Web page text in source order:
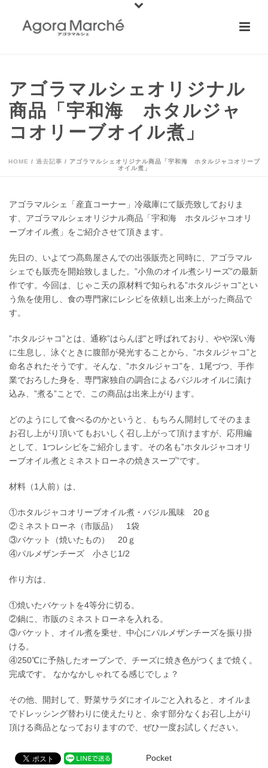
アゴラマルシェオリジナル
商品「宇和海 ホタルジャ
コオリーブオイル煮」
HOME / 過去記事 / アゴラマルシェオリジナル商品「宇和海 ホタルジャコオリーブ
オイル煮」
アゴラマルシェ「産直コーナー」冷蔵庫にて販売致しておりま
す、アゴラマルシェオリジナル商品「宇和海 ホタルジャコオリ
ーブオイル煮」をご紹介させて頂きます。
先日の、いよてつ髙島屋さんでの出張販売と同時に、アゴラマル
シェでも販売を開始致しました。”小魚のオイル煮シリーズ”の最新
作です。今回は、じゃこ天の原材料で知られる”ホタルジャコ”とい
う魚を使用し、食の専門家にレシピを依頼し出来上がった商品で
す。
”ホタルジャコ”とは、通称”はらんぼ”と呼ばれており、やや深い海
に生息し、泳ぐときに腹部が発光することから、”ホタルジャコ”と
命名されたそうです。そんな、”ホタルジャコ”を、1尾づつ、手作
業でおろした身を、専門家独自の調合によるバジルオイルに漬け
込み、”煮る”ことで、この商品は出来上がります。
どのようにして食べるのかというと、もちろん開封してそのまま
お召し上がり頂いてもおいしく召し上がって頂けますが、応用編
として、1つレシピをご紹介します。その名も”ホタルジャコオリ
ーブオイル煮とミネストローネの焼きスープ”です。
材料（1人前）は、
①ホタルジャコオリーブオイル煮・バジル風味 20ｇ
②ミネストローネ（市販品） 1袋
③バケット（焼いたもの） 20ｇ
④パルメザンチーズ 小さじ1/2
作り方は、
①焼いたバケットを4等分に切る。
②鍋に、市販のミネストローネを入れる。
③バケット、オイル煮を乗せ、中心にパルメザンチーズを振り掛
ける。
④250℃に予熱したオーブンで、チーズに焼き色がつくまで焼く。
完成です。 なかなかしゃれてる感じでしょ？
その他、開封して、野菜サラダにオイルごと入れると、オイルま
でドレッシング替わりに使えたりと、余す部分なくお召し上がり
頂ける商品となっておりますので、ぜひ一度お試しください。
Pocket